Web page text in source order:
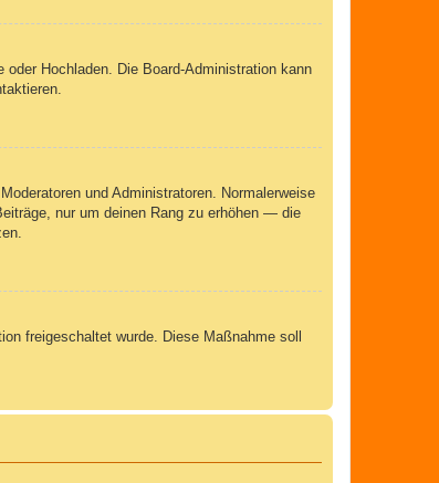
oder Hochladen. Die Board-Administration kann
und Administratoren. Normalerweise
nur um deinen Rang zu erhöhen — die
freigeschaltet wurde. Diese Maßnahme soll